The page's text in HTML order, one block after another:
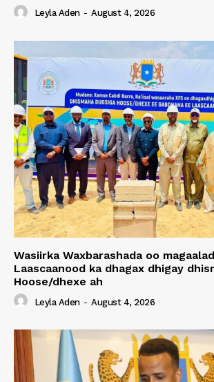
Leyla Aden - August 4, 2026
Wasiirka Waxbarashada oo
Laascaanood ka dhagax dhigay
Hoose/dhexe ah
Leyla Aden - August 4, 2026